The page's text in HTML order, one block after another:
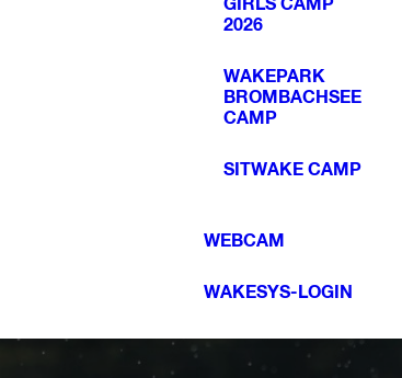
GIRLS CAMP
2026
WAKEPARK
BROMBACHSEE
CAMP
SITWAKE CAMP
WEBCAM
WAKESYS-LOGIN